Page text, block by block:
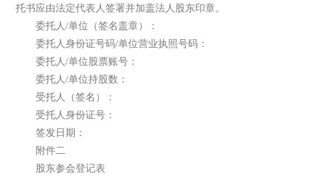
托书应由法定代表人签署并加盖法人股东印章。
委托人/单位（签名盖章）：
委托人身份证号码/单位营业执照号码：
委托人/单位股票账号：
委托人/单位持股数：
受托人（签名）：
受托人身份证号：
签发日期：
附件二
股东参会登记表